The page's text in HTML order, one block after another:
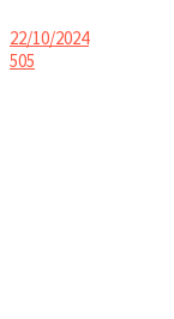
22/10/2024
505